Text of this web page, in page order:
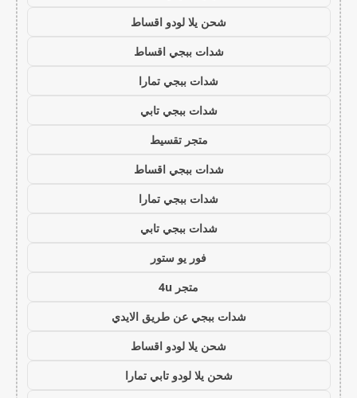
شحن يلا لودو اقساط
شدات ببجي اقساط
شدات ببجي تمارا
شدات ببجي تابي
متجر تقسيط
شدات ببجي اقساط
شدات ببجي تمارا
شدات ببجي تابي
فور يو ستور
متجر 4u
شدات ببجي عن طريق الايدي
شحن يلا لودو اقساط
شحن يلا لودو تابي تمارا